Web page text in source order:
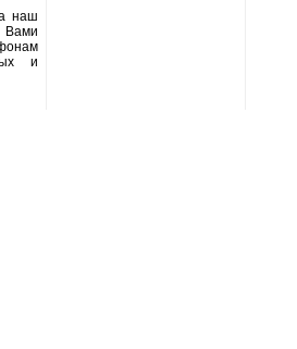
наш
Вами
и